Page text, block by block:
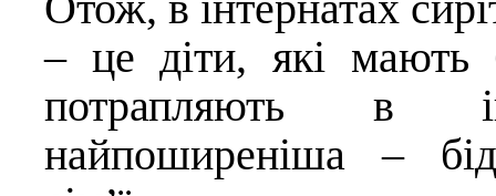
– це діти, які мають
потрапляють в
найпоширеніша –